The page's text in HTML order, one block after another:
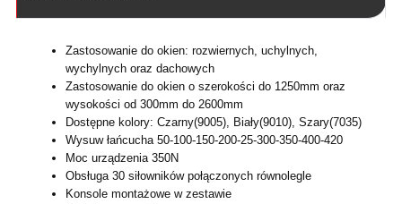
Zastosowanie do okien: rozwiernych, uchylnych,
wychylnych oraz dachowych
Zastosowanie do okien o szerokości do 1250mm oraz
wysokości od 300mm do 2600mm
Dostępne kolory: Czarny(9005), Biały(9010), Szary(7035)
Wysuw łańcucha 50-100-150-200-25-300-350-400-420
Moc urządzenia 350N
Obsługa 30 siłowników połączonych równolegle
Konsole montażowe w zestawie